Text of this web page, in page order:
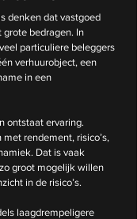
denken dat vastgoed
bedragen. In
particuliere beleggers
verhuurobject, een
in een
ontstaat ervaring.
rendement, risico’s,
Dat is vaak
groot mogelijk willen
in de risico’s.
laagdrempeligere